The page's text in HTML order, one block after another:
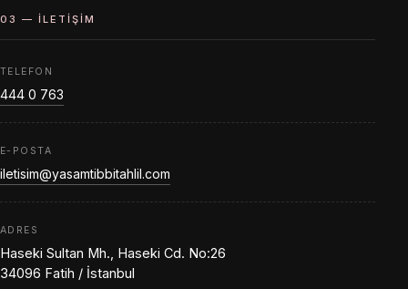
03 — İLETIŞIM
TELEFON
444 0 763
E-POSTA
iletisim@yasamtibbitahlil.com
ADRES
Haseki Sultan Mh., Haseki Cd. No:26
34096 Fatih / İstanbul